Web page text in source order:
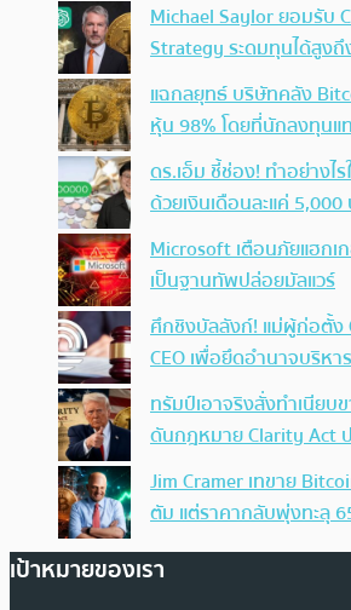
Michael Saylor ยอมรับ
Strategy ระดมทุนได้สูง
แฉกลยุทธ์ บริษัทคลัง
หุ้น 98% โดยที่นักลงทุนแ
ดร.เอ็ม ชี้ช่อง! ทำอย่างไ
ด้วยเงินเดือนละแค่
Microsoft เตือนภัยแฮกเ
เป็นฐานทัพปล่อยมัลแวร์
ศึกชิงบัลลังก์! แม่ผู้ก่อตั้ง
CEO เพื่อยึดอำนาจบริห
ทรัมป์เอาจริง สั่งทำเนีย
ดันกฎหมาย Clarity Act
Jim Cramer เทขาย
ตัม แต่ราคากลับพุ่งทะลุ
เป้าหมายของเรา